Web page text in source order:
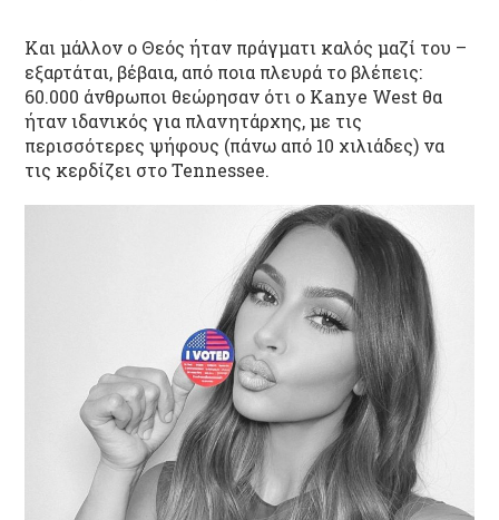
Και μάλλον ο Θεός ήταν πράγματι καλός μαζί του –
εξαρτάται, βέβαια, από ποια πλευρά το βλέπεις:
60.000 άνθρωποι θεώρησαν ότι ο Kanye West θα
ήταν ιδανικός για πλανητάρχης, με τις
περισσότερες ψήφους (πάνω από 10 χιλιάδες) να
τις κερδίζει στο Tennessee.